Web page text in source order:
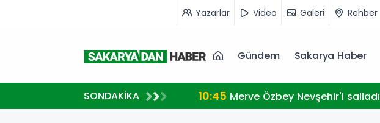
Yazarlar Video Galeri Rehber
Gündem Sakarya Haber
SONDAKİKA 10:45 Merve Özbey Nevşehir'i salladı